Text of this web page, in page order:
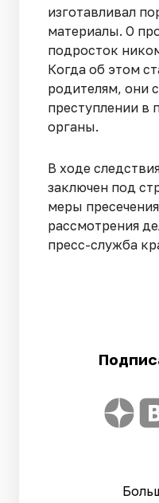
изготавливал
материалы. О
подросток
Когда об этом
родителям, они
преступлении в
органы.
В ходе
заключен под
меры
рассмотрения
пресс-служба